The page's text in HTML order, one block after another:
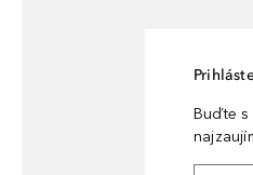
Buďte s